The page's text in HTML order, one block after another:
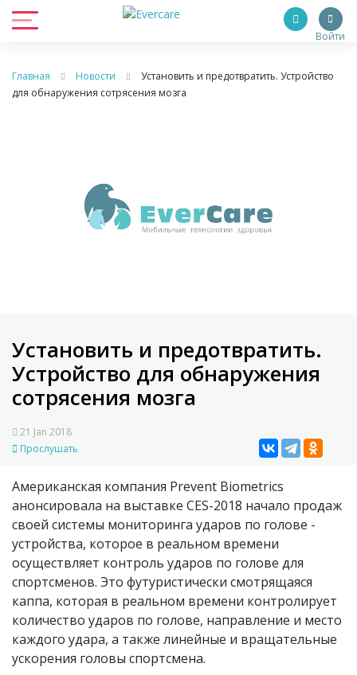
Войти
Главная Новости
Установить и предотвратить. Устройство
для обнаружения сотрясения мозга
Установить и предотвратить.
Устройство для обнаружения
сотрясения мозга
21 Jan 2018
Прослушать
Американская компания Prevent Biometrics
анонсировала на выставке CES-2018 начало продаж
своей системы мониторинга ударов по голове -
устройства, которое в реальном времени
осуществляет контроль ударов по голове для
спортсменов. Это футуристически смотрящаяся
каппа, которая в реальном времени контролирует
количество ударов по голове, направление и место
каждого удара, а также линейные и вращательные
ускорения головы спортсмена.